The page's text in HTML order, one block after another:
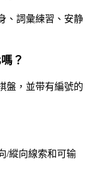
、詞彙練習、安静
？
盤，並带有編號的
/縱向線索和可输